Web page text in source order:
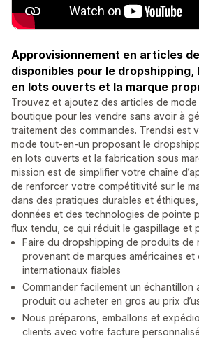
Approvisionnement en articles
disponibles pour le dropshipping,
en lots ouverts et la marque
Trouvez et ajoutez des articles de
boutique pour les vendre sans avoir à
traitement des commandes. Trendsi est
mode tout-en-un proposant le
en lots ouverts et la fabrication sous
mission est de simplifier votre chaîne
de renforcer votre compétitivité sur le
dans des pratiques durables et
données et des technologies de pointe
flux tendu, ce qui réduit le gaspillage et
Faire du dropshipping de produits de
provenant de marques américaines et
internationaux fiables
Commander facilement un échantillon
produit ou acheter en gros au prix
Nous préparons, emballons et
clients avec votre facture